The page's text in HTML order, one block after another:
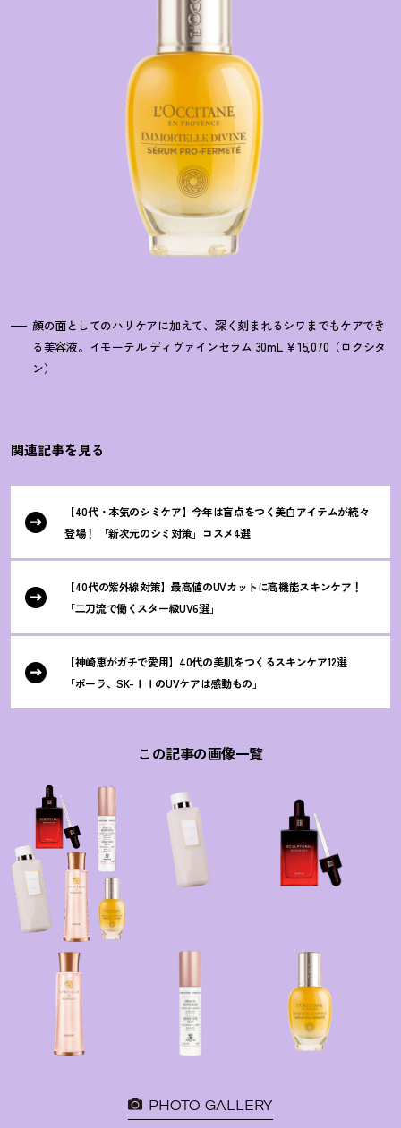
顔の面としてのハリケアに加えて、深く刻まれるシワまでもケアでき
る美容液。イモーテル ディヴァインセラム 30mL ￥15,070（ロクシタ
ン）
関連記事を見る
【40代・本気のシミケア】今年は盲点をつく美白アイテムが続々
登場！ 「新次元のシミ対策」コスメ4選
【40代の紫外線対策】最高値のUVカットに高機能スキンケア ！
「二刀流で働くスター級UV6選」
【神崎恵がガチで愛用】40代の美肌をつくるスキンケア12選
「ポーラ、SK-ⅠⅠのUVケアは感動もの」
この記事の画像一覧
PHOTO GALLERY